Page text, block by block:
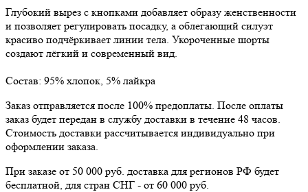
Глубокий вырез с кнопками добавляет образу женственности
и позволяет регулировать посадку, а облегающий силуэт
красиво подчёркивает линии тела. Укороченные шорты
создают лёгкий и современный вид.
Состав: 95% хлопок, 5% лайкра
Заказ отправляется после 100% предоплаты. После оплаты
заказ будет передан в службу доставки в течение 48 часов.
Стоимость доставки рассчитывается индивидуально при
оформлении заказа.
При заказе от 50 000 руб. доставка для регионов РФ будет
бесплатной, для стран СНГ - от 60 000 руб.